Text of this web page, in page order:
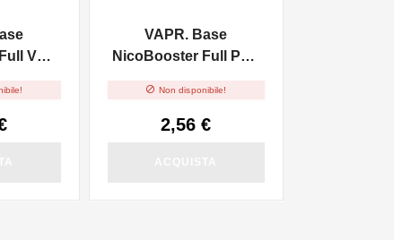
VG -
VAPR. Base
NicoBooster Full PG -
 Non disponibile!
2,56 €